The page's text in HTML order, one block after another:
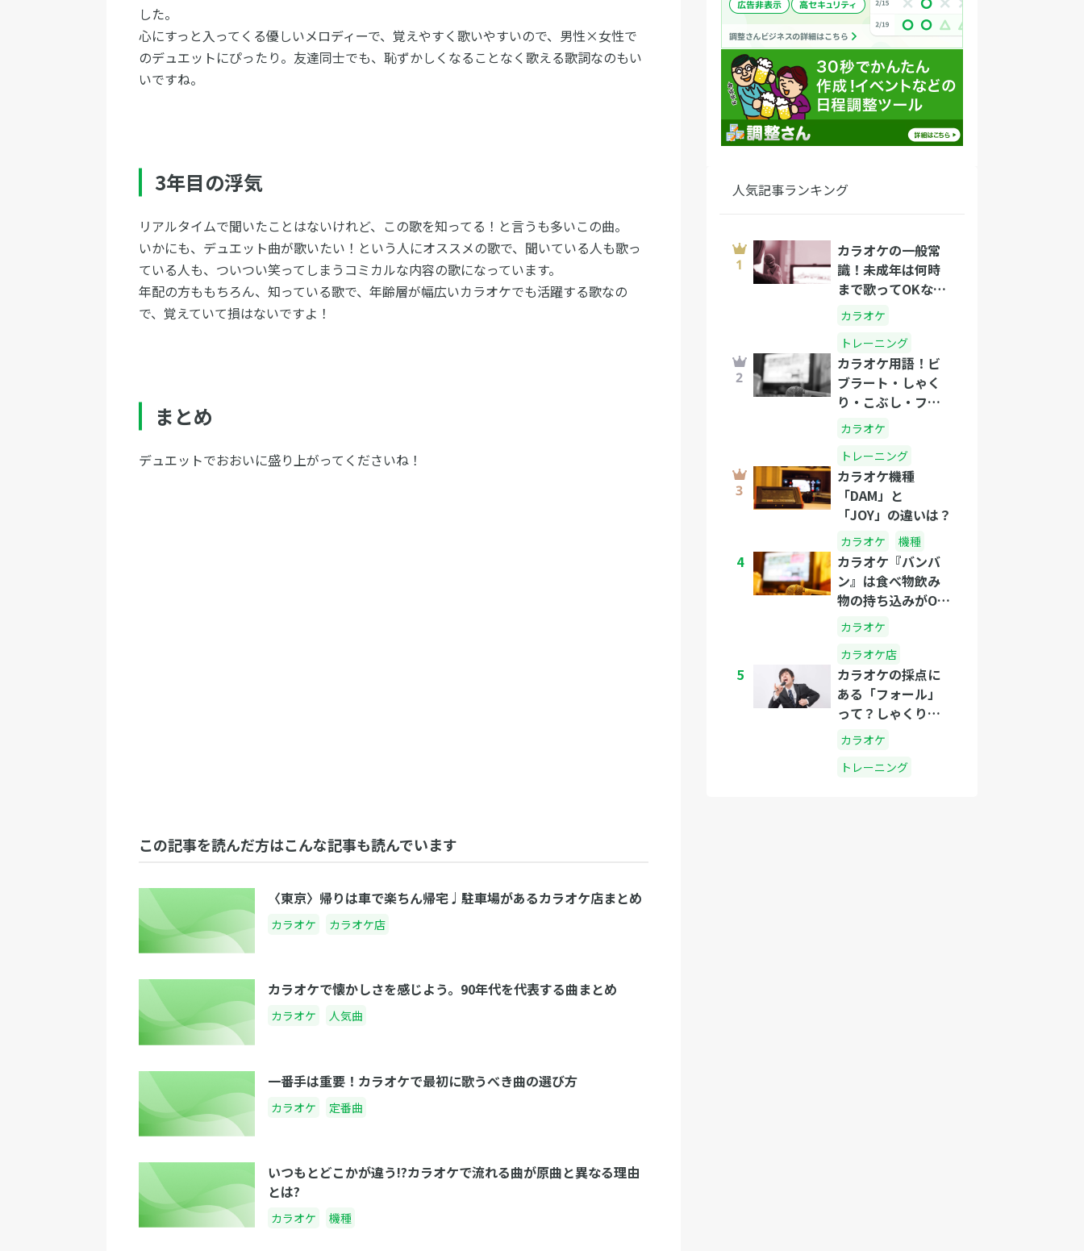
した。
心にすっと入ってくる優しいメロディーで、覚えやすく歌いやすいので、男性×女性で
のデュエットにぴったり。友達同士でも、恥ずかしくなることなく歌える歌詞なのもい
いですね。
3年目の浮気
リアルタイムで聞いたことはないけれど、この歌を知ってる！と言うも多いこの曲。
いかにも、デュエット曲が歌いたい！という人にオススメの歌で、聞いている人も歌っ
ている人も、ついつい笑ってしまうコミカルな内容の歌になっています。
年配の方ももちろん、知っている歌で、年齢層が幅広いカラオケでも活躍する歌なの
で、覚えていて損はないですよ！
まとめ
デュエットでおおいに盛り上がってくださいね！
この記事を読んだ方はこんな記事も読んでいます
〈東京〉帰りは車で楽ちん帰宅♩駐車場があるカラオケ店まとめ
カラオケ カラオケ店
カラオケで懐かしさを感じよう。90年代を代表する曲まとめ
カラオケ 人気曲
一番手は重要！カラオケで最初に歌うべき曲の選び方
カラオケ 定番曲
いつもとどこかが違う!?カラオケで流れる曲が原曲と異なる理由
とは?
カラオケ 機種
人気記事ランキング
カラオケの一般常
識！未成年は何時
まで歌ってOKな
の？
カラオケ
トレーニング
カラオケ用語！ビ
ブラート・しゃく
り・こぶし・フォ
ールって？
カラオケ
トレーニング
カラオケ機種
「DAM」と
「JOY」の違いは？
カラオケ 機種
4
カラオケ『バンバ
ン』は食べ物飲み
物の持ち込みがOK
なのか？
カラオケ
カラオケ店
5
カラオケの採点に
ある「フォール」
って？しゃくりと
は？
カラオケ
トレーニング